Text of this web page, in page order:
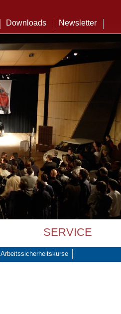
Downloads Newsletter
SERVICE
Arbeitssicherheitskurse